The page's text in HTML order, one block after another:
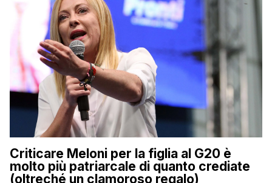
Criticare Meloni per la figlia al G20 è
molto più patriarcale di quanto crediate
(oltreché un clamoroso regalo)